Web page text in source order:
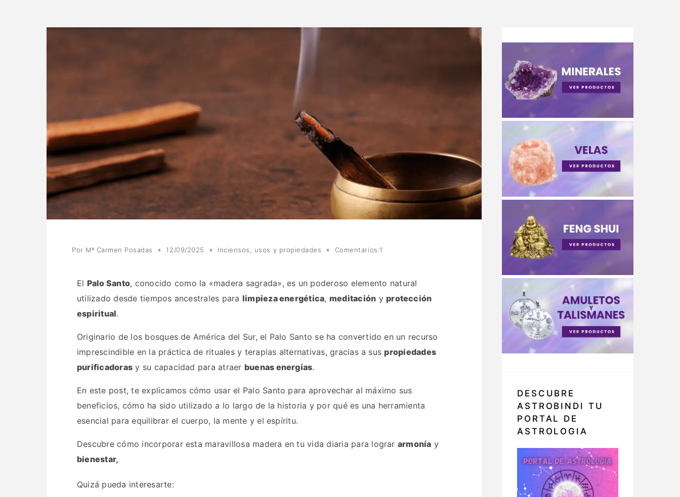
Por Mª Carmen Posadas 12/09/2025 Inciensos, usos y propiedades Comentarios:1
El Palo Santo, conocido como la «madera sagrada», es un poderoso elemento natural
utilizado desde tiempos ancestrales para limpieza energética, meditación y protección
espiritual.
Originario de los bosques de América del Sur, el Palo Santo se ha convertido en un recurso
imprescindible en la práctica de rituales y terapias alternativas, gracias a sus propiedades
purificadoras y su capacidad para atraer buenas energías.
En este post, te explicamos cómo usar el Palo Santo para aprovechar al máximo sus
beneficios, cómo ha sido utilizado a lo largo de la historia y por qué es una herramienta
esencial para equilibrar el cuerpo, la mente y el espíritu.
Descubre cómo incorporar esta maravillosa madera en tu vida diaria para lograr armonía y
bienestar,
Quizá pueda interesarte:
DESCUBRE
ASTROBINDI TU
PORTAL DE
ASTROLOGIA